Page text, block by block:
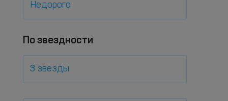
Недорого
По звездности
3 звезды